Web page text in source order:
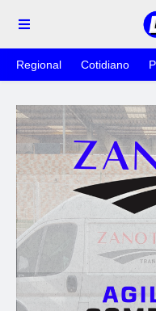
Regional Cotidiano